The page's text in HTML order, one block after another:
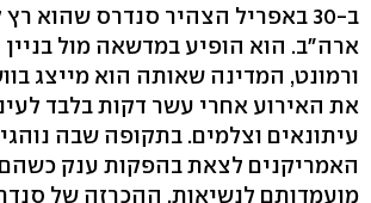
ב-30 באפריל הצהיר סנדרס שהוא
ארה"ב. הוא הופיע במדשאה מול
ורמונט, המדינה שאותה הוא מייצג
את האירוע אחרי עשר דקות בלבד
עיתונאים וצלמים. בתקופה שבה
האמריקנים לצאת בהפקות ענק כשהם
מועמדותם לנשיאות, ההכרזה של